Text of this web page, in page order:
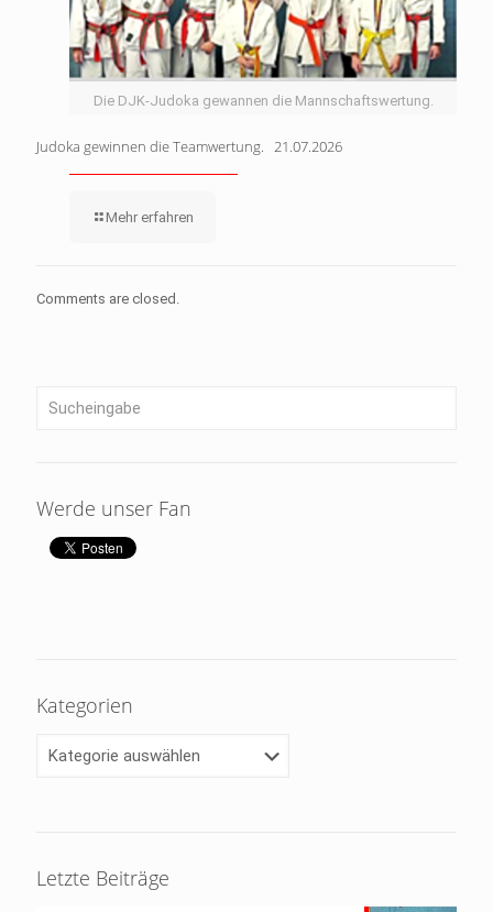
Die DJK-Judoka gewannen die Mannschaftswertung.
Judoka gewinnen die Teamwertung. 21.07.2026
Mehr erfahren
Comments are closed.
Werde unser Fan
Kategorien
Letzte Beiträge